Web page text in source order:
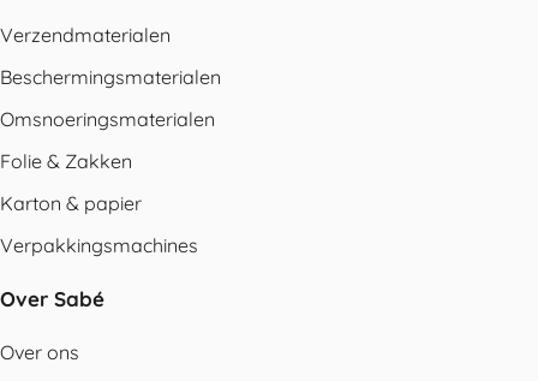
Verzendmaterialen
Beschermingsmaterialen
Omsnoeringsmaterialen
Folie & Zakken
Karton & papier
Verpakkingsmachines
Over Sabé
Over ons